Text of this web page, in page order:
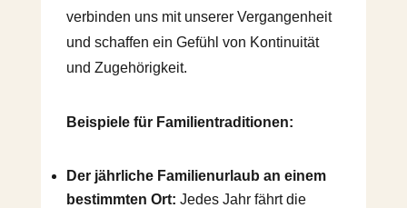
verbinden uns mit unserer Vergangenheit
und schaffen ein Gefühl von Kontinuität
und Zugehörigkeit.
Beispiele für Familientraditionen:
Der jährliche Familienurlaub an einem
bestimmten Ort: Jedes Jahr fährt die